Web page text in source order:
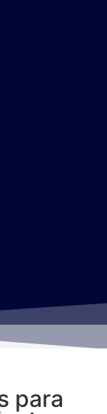
para